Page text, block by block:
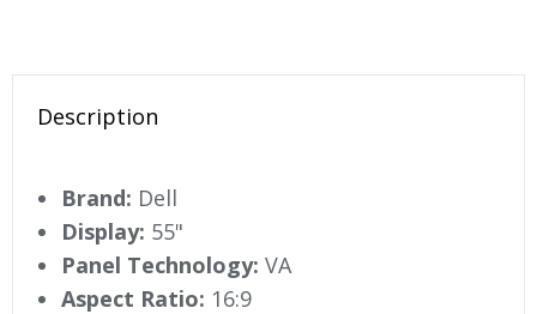
Description
Brand: Dell
Display: 55"
Panel Technology: VA
Aspect Ratio: 16:9